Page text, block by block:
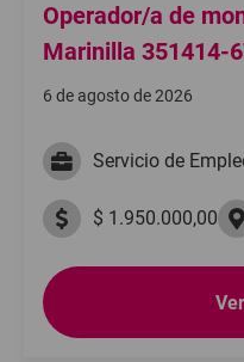
Operador/a de
Marinilla 351414-
6 de agosto de 2026
Servicio de
$ 1.950.000,00